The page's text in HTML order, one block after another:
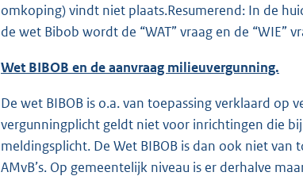
omkoping) vindt niet plaats.Resumerend: In de
de wet Bibob wordt de “WAT” vraag en de “WIE”
Wet BIBOB en de aanvraag milieuvergunning.
De wet BIBOB is o.a. van toepassing verklaard op
vergunningplicht geldt niet voor inrichtingen die
meldingsplicht. De Wet BIBOB is dan ook niet
AMvB’s. Op gemeentelijk niveau is er derhalve